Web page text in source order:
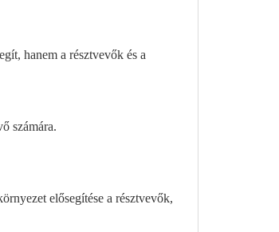
hanem a résztvevők és a
számára.
elősegítése a résztvevők,